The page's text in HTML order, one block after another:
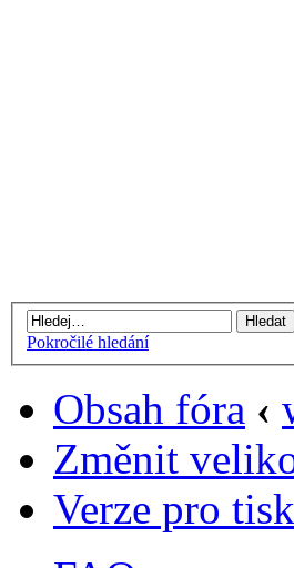
Pokročilé hledání
Obsah fóra ‹
Změnit
Verze pro tisk